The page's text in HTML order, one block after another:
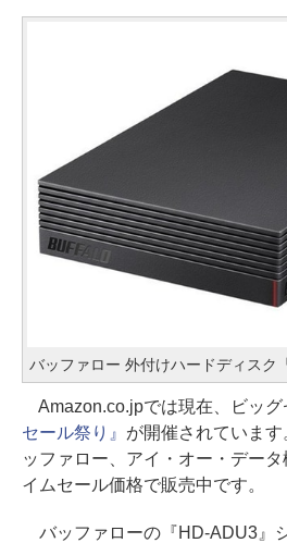
バッファロー 外付けハードディスク
Amazon.co.jpでは現在、ビッグ
セール祭り』 が開催されていま
ッファロー、アイ・オー・デー
イムセール価格で販売中です。
バッファローの『HD-ADU3』